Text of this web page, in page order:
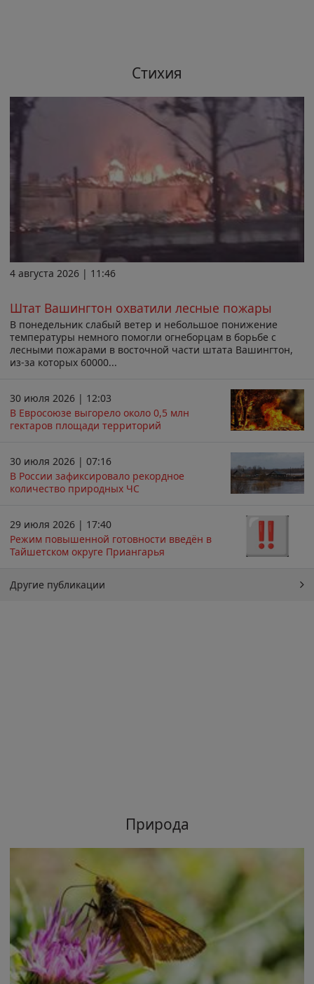
Стихия
4 августа 2026 | 11:46
Штат Вашингтон охватили лесные пожары
В понедельник слабый ветер и небольшое понижение
температуры немного помогли огнеборцам в борьбе с
лесными пожарами в восточной части штата Вашингтон,
из-за которых 60000...
30 июля 2026 | 12:03
В Евросоюзе выгорело около 0,5 млн
гектаров площади территорий
30 июля 2026 | 07:16
В России зафиксировало рекордное
количество природных ЧС
29 июля 2026 | 17:40
Режим повышенной готовности введён в
Тайшетском округе Приангарья
Другие публикации
Природа